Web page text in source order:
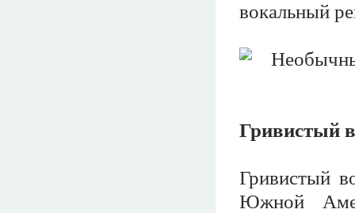
вокальный
Гривистый
Гривистый
Южной